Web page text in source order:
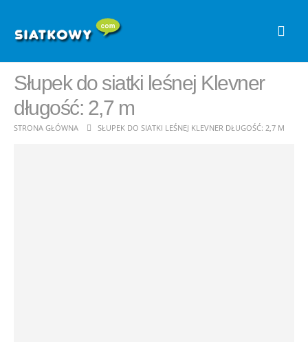
Słupek do siatki leśnej Klevner
długość: 2,7 m
STRONA GŁÓWNA SŁUPEK DO SIATKI LEŚNEJ KLEVNER DŁUGOŚĆ: 2,7 M